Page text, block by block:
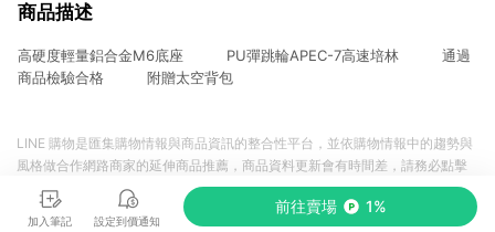
商品描述
高硬度輕量鋁合金M6底座 PU彈跳輪APEC-7高速培林 通過
商品檢驗合格 附贈太空背包
加入筆記 設定到價通知
前往賣場 1%
LINE 購物是匯集購物情報與商品資訊的整合性平台，並依購物情報中的趨勢與
風格做合作網路商家的延伸商品推薦，商品資料更新會有時間差，請務必點擊
商品至各合作網路商家，確認現售價與購物條件，一切資訊以合作廠商網頁為
準。